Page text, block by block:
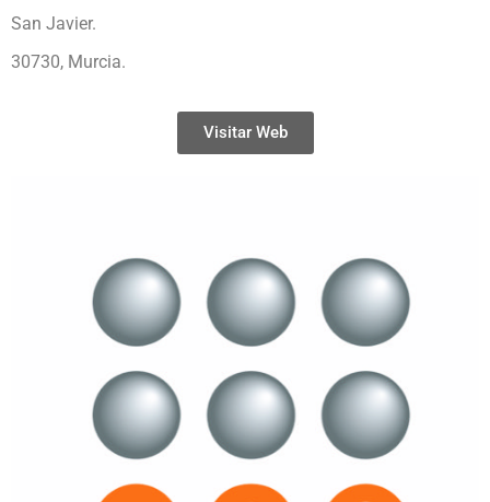
San Javier.
30730, Murcia.
Visitar Web